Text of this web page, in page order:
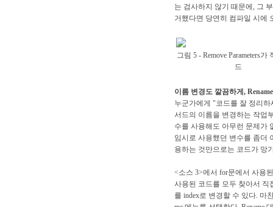
는 검사하지 않기 때문에, 그
거했다면 당연히 컴파일 시에
그림 5 - Remove Parameters가
드
이름 변경도 깔끔하게, Rename
누군가에게 "코드를 잘 정리
서드의 이름을 변경하는 작업
수를 사용해도 아무런 문제가
임시로 사용했던 변수를 좀더
용하는 것만으로는 코드가 망
<소스 3>에서 for문에서 사용
사용된 코드를 모두 찾아서 직
를 index로 변경할 수 있다. 마